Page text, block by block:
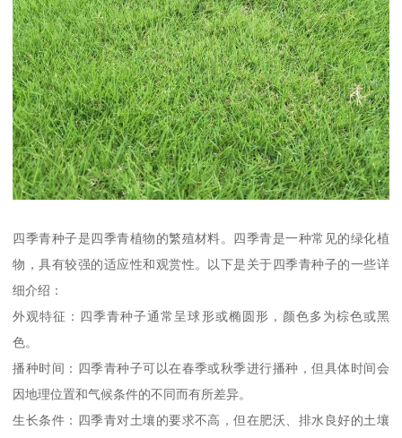
四季青种子是四季青植物的繁殖材料。四季青是一种常见的绿化植
物，具有较强的适应性和观赏性。以下是关于四季青种子的一些详
细介绍：
外观特征：四季青种子通常呈球形或椭圆形，颜色多为棕色或黑
色。
播种时间：四季青种子可以在春季或秋季进行播种，但具体时间会
因地理位置和气候条件的不同而有所差异。
生长条件：四季青对土壤的要求不高，但在肥沃、排水良好的土壤